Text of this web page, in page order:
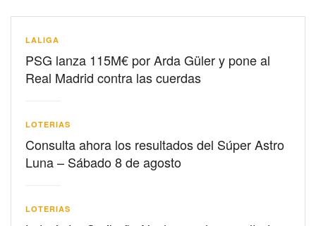
LALIGA
PSG lanza 115M€ por Arda Güler y pone al
Real Madrid contra las cuerdas
LOTERIAS
Consulta ahora los resultados del Súper Astro
Luna – Sábado 8 de agosto
LOTERIAS